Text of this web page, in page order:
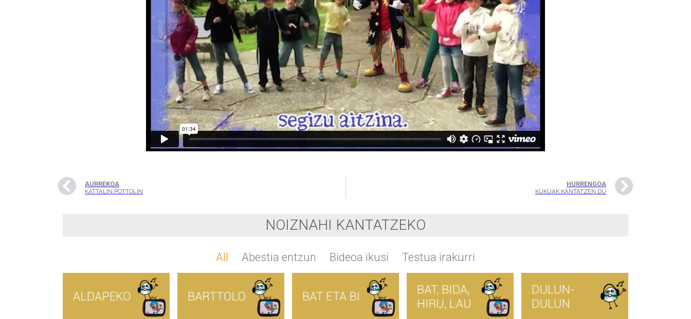
AURREKOA
KATTALIN POTTOLIN
HURRENGOA
KUKUAK KANTATZEN DU
NOIZNAHI KANTATZEKO
All Abestia entzun Bideoa ikusi Testua irakurri